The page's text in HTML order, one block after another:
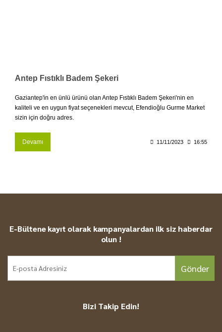
Antep Fıstıklı Badem Şekeri
Gaziantep'in en ünlü ürünü olan Antep Fıstıklı Badem Şekeri'nin en
kaliteli ve en uygun fiyat seçenekleri mevcut, Efendioğlu Gurme Market
sizin için doğru adres.
Devamı 11/11/2023 16:55
E-Bültene kayıt olarak kampanyalardan ilk siz haberdar
olun !
Gönder
Bizi Takip Edin!